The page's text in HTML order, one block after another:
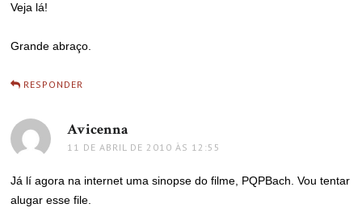
Veja lá!
Grande abraço.
RESPONDER
Avicenna
11 DE ABRIL DE 2010 ÀS 12:55
Já lí agora na internet uma sinopse do filme, PQPBach. Vou tentar
alugar esse file.